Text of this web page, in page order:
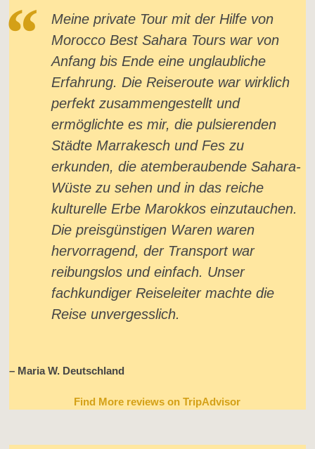
Meine private Tour mit der Hilfe von
Morocco Best Sahara Tours war von
Anfang bis Ende eine unglaubliche
Erfahrung. Die Reiseroute war wirklich
perfekt zusammengestellt und
ermöglichte es mir, die pulsierenden
Städte Marrakesch und Fes zu
erkunden, die atemberaubende Sahara-
Wüste zu sehen und in das reiche
kulturelle Erbe Marokkos einzutauchen.
Die preisgünstigen Waren waren
hervorragend, der Transport war
reibungslos und einfach. Unser
fachkundiger Reiseleiter machte die
Reise unvergesslich.
– Maria W. Deutschland
Find More reviews on TripAdvisor